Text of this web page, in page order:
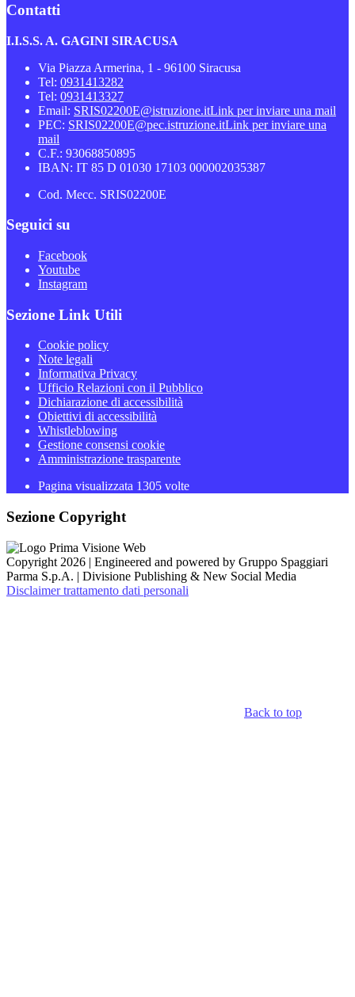
Contatti
I.I.S.S. A. GAGINI SIRACUSA
Via Piazza Armerina, 1 - 96100 Siracusa
Tel: 0931413282
Tel: 0931413327
Email: SRIS02200E@istruzione.itLink per inviare una mail
PEC: SRIS02200E@pec.istruzione.itLink per inviare una
mail
C.F.: 93068850895
IBAN: IT 85 D 01030 17103 000002035387
Cod. Mecc. SRIS02200E
Seguici su
Facebook
Youtube
Instagram
Sezione Link Utili
Cookie policy
Note legali
Informativa Privacy
Ufficio Relazioni con il Pubblico
Dichiarazione di accessibilità
Obiettivi di accessibilità
Whistleblowing
Gestione consensi cookie
Amministrazione trasparente
Pagina visualizzata 1305 volte
Sezione Copyright
Copyright 2026 | Engineered and powered by Gruppo Spaggiari
Parma S.p.A. | Divisione Publishing & New Social Media
Disclaimer trattamento dati personali
Back to top